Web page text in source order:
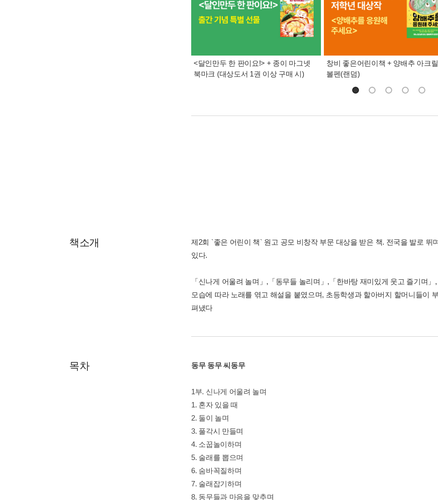
<달인만두 한 판이요!> + 종이 마그넷
북마크 (대상도서 1권 이상 구매 시)
창비 좋은어린이책 + 양배추 아크릴
볼펜(랜덤)
1부. 신나게 어울려 놀며
1. 혼자 있을 때